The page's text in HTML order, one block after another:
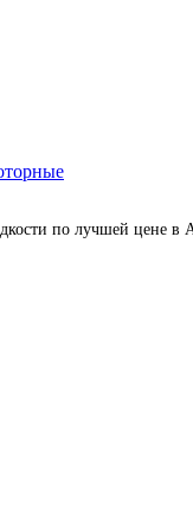
по лучшей цене в